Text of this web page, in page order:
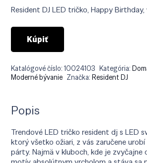
Resident DJ LED tričko, Happy
Kúpiť
Katalógové číslo:10024103 Kategória:
Moderné bývanie Značka:Resident DJ
Popis
Trendové LED tričko resident dj s LED
ktorý všetko ožiari, z vás zaručene
párty. Najmä v kluboch, kde je zvyčajne